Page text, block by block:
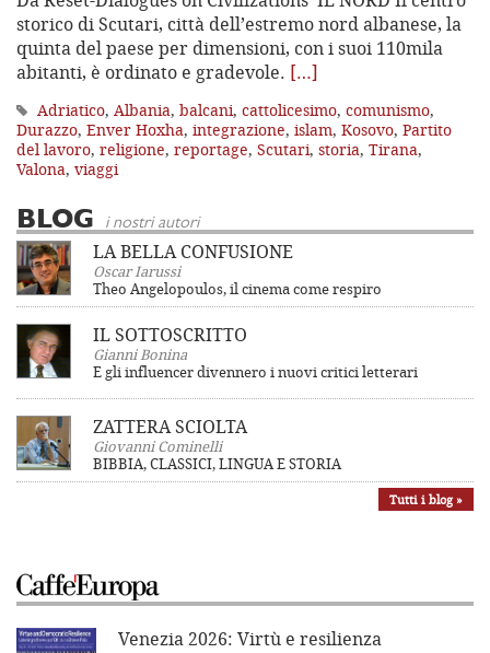
storico di Scutari, città dell’estremo nord albanese, la
quinta del paese per dimensioni, con i suoi 110mila
abitanti, è ordinato e gradevole. […]
Adriatico, Albania, balcani, cattolicesimo, comunismo,
Durazzo, Enver Hoxha, integrazione, islam, Kosovo, Partito
del lavoro, religione, reportage, Scutari, storia, Tirana,
Valona, viaggi
BLOG i nostri autori
LA BELLA CONFUSIONE
Oscar Iarussi
Theo Angelopoulos, il cinema come respiro
IL SOTTOSCRITTO
Gianni Bonina
E gli influencer divennero i nuovi critici letterari
ZATTERA SCIOLTA
Giovanni Cominelli
BIBBIA, CLASSICI, LINGUA E STORIA
Tutti i blog »
Venezia 2026: Virtù e resilienza